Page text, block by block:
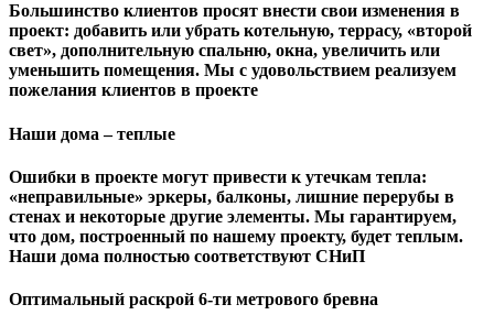
Большинство клиентов просят внести свои изменения в
проект: добавить или убрать котельную, террасу, «второй
свет», дополнительную спальню, окна, увеличить или
уменьшить помещения. Мы с удовольствием реализуем
пожелания клиентов в проекте
Наши дома – теплые
Ошибки в проекте могут привести к утечкам тепла:
«неправильные» эркеры, балконы, лишние перерубы в
стенах и некоторые другие элементы. Мы гарантируем,
чтo дом, построенный по нашему проекту, будет теплым.
Наши дома полностью соответствуют СНиП
Оптимальный раскрой 6-ти метрового бревна